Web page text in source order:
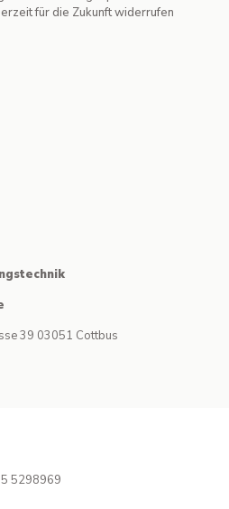
für die Zukunft widerrufen
39 03051 Cottbus
5298969